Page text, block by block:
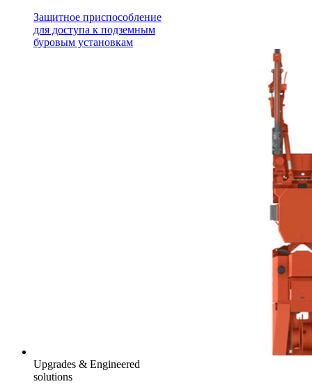
Защитное приспособление
для доступа к подземным
буровым установкам
Upgrades & Engineered
solutions